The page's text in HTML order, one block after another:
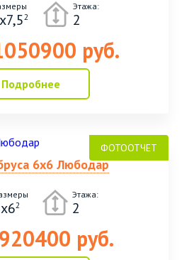
2
Этажа:
2
руб.
Подробнее
6х6 Любодар
2
Этажа:
2
920400 руб.